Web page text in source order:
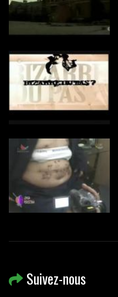
Suivez-nous